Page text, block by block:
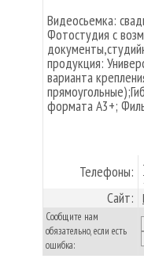
Видеосьемка:
Фотостудия с
продукция:
варианта
формата А3+;
Телефоны:
Сайт:
Сообщите нам
обязательно, если есть
ошибка: